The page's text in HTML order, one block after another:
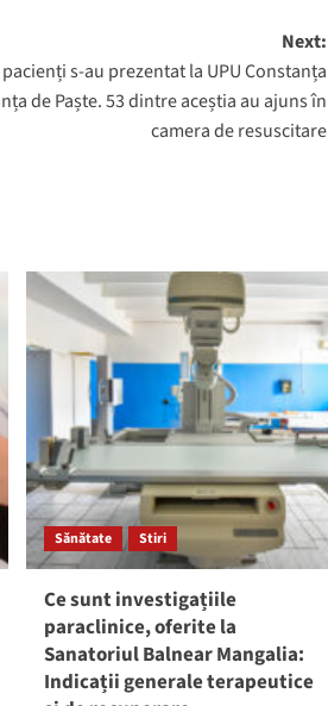
Next:
s-au prezentat la UPU Constanța
de Paște. 53 dintre aceștia au ajuns în
camera de resuscitare
Sănătate Stiri
Ce sunt investigațiile
paraclinice, oferite la
Sanatoriul Balnear Mangalia:
Indicații generale terapeutice